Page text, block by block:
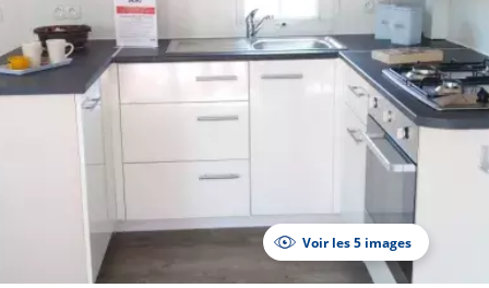
Voir les 5 images